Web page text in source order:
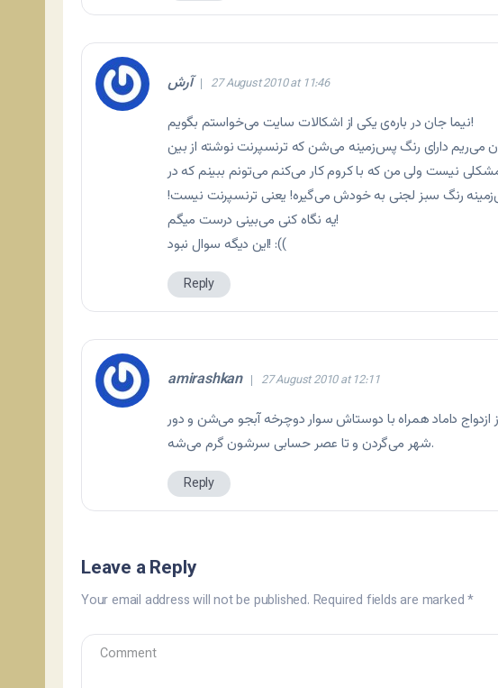
آرش 27 August 2010 at 11:46
نیما جان در باره‌ی یکی از اشکالات سایت می‌خواستم بگویم!
می‌ریم دارای رنگ پس‌زمینه می‌شن که ترنسپرنت نوشته از بین
نیست ولی من که با کروم کار می‌کنم می‌تونم ببینم که در
رنگ سبز لجنی به خودش می‌گیره! یعنی ترنسپرنت نیست!
یه نگاه کنی می‌بینی درست میگم!
این دیگه سوال نبود! :((
Reply
amirashkan 27 August 2010 at 12:11
داماد همراه با دوستاش سوار دوچرخه آبجو می‌شن و دور
شهر می‌گردن و تا عصر حسابی سرشون گرم می‌شه.
Reply
Leave a Reply
Your email address will not be published. Required fields are marked*